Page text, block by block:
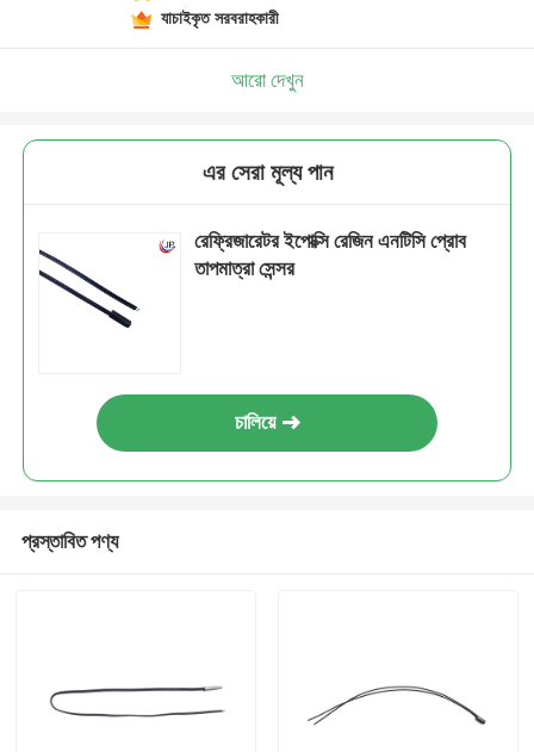
যাচাইকৃত সরবরাহকারী
আরো দেখুন
এর সেরা মূল্য পান
রেফ্রিজারেটর ইপোক্সি রেজিন এনটিসি প্রোব
তাপমাত্রা সেন্সর
চালিয়ে
প্রস্তাবিত পণ্য